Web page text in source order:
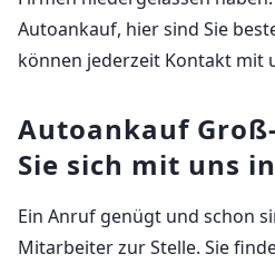
Autoankauf, hier sind Sie
können jederzeit Kontakt mit
Autoankauf
Sie sich mit uns
Ein Anruf genügt und schon
Mitarbeiter zur Stelle. Sie